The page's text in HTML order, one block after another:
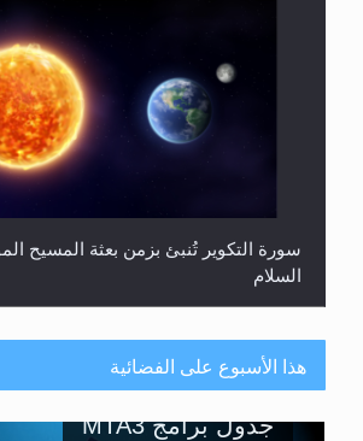
سورة التكوير تُنبئ بزمن بعثة المسيح
السلام
هذا الأسبوع على الفضائية
جدول برامج MTA3